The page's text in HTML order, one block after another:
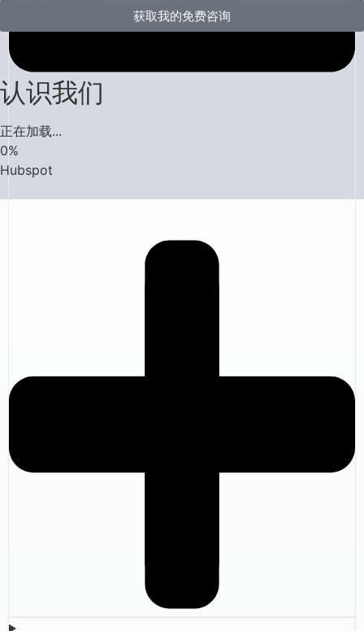
获取我的免费咨询
认识我们
正在加载...
0%
Hubspot